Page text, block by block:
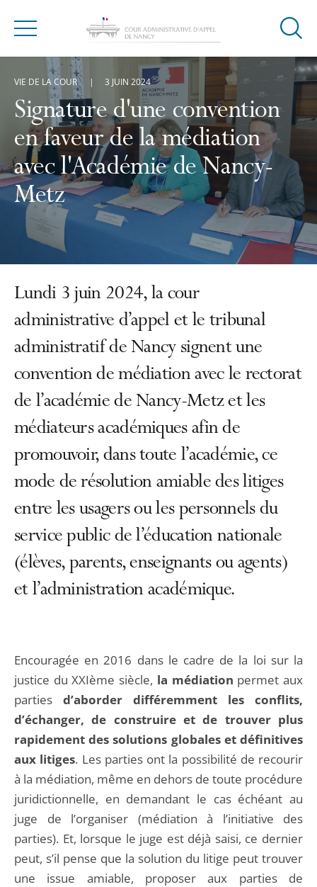
Menu
Ouvrir
Signature d'une convention
en faveur de la médiation
avec l'Académie de Nancy-
Metz
VIE DE LA COUR 3 JUIN 2024
Lundi 3 juin 2024, la cour
administrative d’appel et le tribunal
administratif de Nancy signent une
convention de médiation avec le rectorat
de l’académie de Nancy-Metz et les
médiateurs académiques afin de
promouvoir, dans toute l’académie, ce
mode de résolution amiable des litiges
entre les usagers ou les personnels du
service public de l’éducation nationale
(élèves, parents, enseignants ou agents)
et l’administration académique.
Encouragée en 2016 dans le cadre de la loi sur la
justice du XXIème siècle, la médiation permet aux
parties d’aborder différemment les conflits,
d’échanger, de construire et de trouver plus
rapidement des solutions globales et définitives
aux litiges. Les parties ont la possibilité de recourir
à la médiation, même en dehors de toute procédure
juridictionnelle, en demandant le cas échéant au
juge de l’organiser (médiation à l’initiative des
parties). Et, lorsque le juge est déjà saisi, ce dernier
peut, s’il pense que la solution du litige peut trouver
une issue amiable, proposer aux parties de